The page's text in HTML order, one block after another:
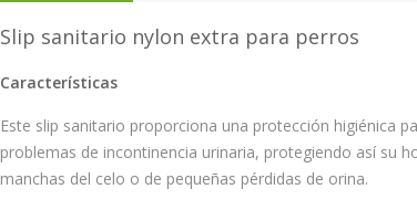
Slip sanitario nylon extra para perros
Características
Este slip sanitario proporciona una protección higiénica
problemas de incontinencia urinaria, protegiendo así su
manchas del celo o de pequeñas pérdidas de orina.